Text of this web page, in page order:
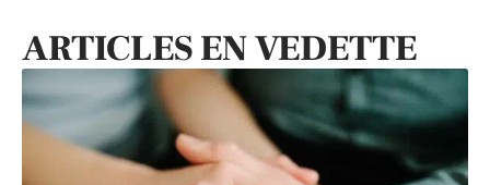
ARTICLES EN VEDETTE